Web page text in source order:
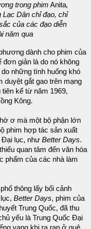
trong phim Anita,
Lạc Dân chỉ đạo, chỉ
của các đạo diễn
năm qua
dành cho phim của
đơn giản là do nó không
những tình huống khó
duyệt gắt gao trên mạng
kể từ năm 1969,
Kông.
ơ mà một bộ phận lớn
phim hợp tác sản xuất
Đại lục, như Better Days.
quan tâm đến văn hóa
phẩm của các nhà làm
thông lấy bối cảnh
Better Days, phim của
Trung Quốc, đã thu
yếu là Trung Quốc Đại